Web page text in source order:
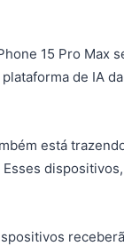
15 Pro Max
de IA
está